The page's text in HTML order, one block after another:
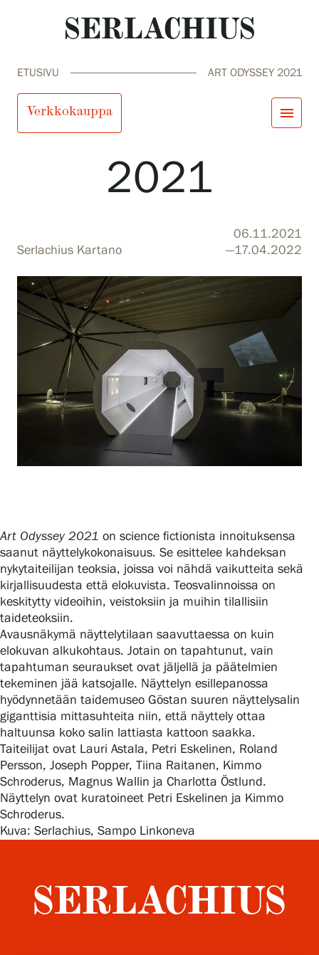
Serlachius Residenssi
ETUSIVU ART ODYSSEY 2021
Verkkokauppa menu
Tule meille
Näyttelyt
Tapahtumat
Serlachius Residenssi
SERLACHIUS+
Gösta Serlachiuksen taidesäätiö
Yhteystiedot
Ravintola Gösta
Serlachius Taidesauna
Serlachius Art & Sauna Express
Vastuullisuus
Art Odyssey
2021
Serlachius Kartano
06.11.2021
—17.04.2022
Art Odyssey 2021 on science fictionista innoituksensa
saanut näyttelykokonaisuus. Se esittelee kahdeksan
nykytaiteilijan teoksia, joissa voi nähdä vaikutteita sekä
kirjallisuudesta että elokuvista. Teosvalinnoissa on
keskitytty videoihin, veistoksiin ja muihin tilallisiin
taideteoksiin.
Avausnäkymä näyttelytilaan saavuttaessa on kuin
elokuvan alkukohtaus. Jotain on tapahtunut, vain
tapahtuman seuraukset ovat jäljellä ja päätelmien
tekeminen jää katsojalle. Näyttelyn esillepanossa
hyödynnetään taidemuseo Göstan suuren näyttelysalin
giganttisia mittasuhteita niin, että näyttely ottaa
haltuunsa koko salin lattiasta kattoon saakka.
Taiteilijat ovat Lauri Astala, Petri Eskelinen, Roland
Persson, Joseph Popper, Tiina Raitanen, Kimmo
Schroderus, Magnus Wallin ja Charlotta Östlund.
Näyttelyn ovat kuratoineet Petri Eskelinen ja Kimmo
Schroderus.
Kuva: Serlachius, Sampo Linkoneva